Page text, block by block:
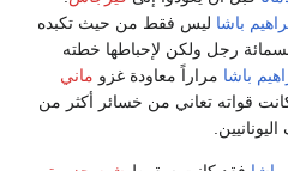
باشا ليس فقط من حيث تكبده
رجل ولكن لإحباطها خطته
باشا مراراً معاودة غزو ماني
قواته تعاني من خسائر أكثر من